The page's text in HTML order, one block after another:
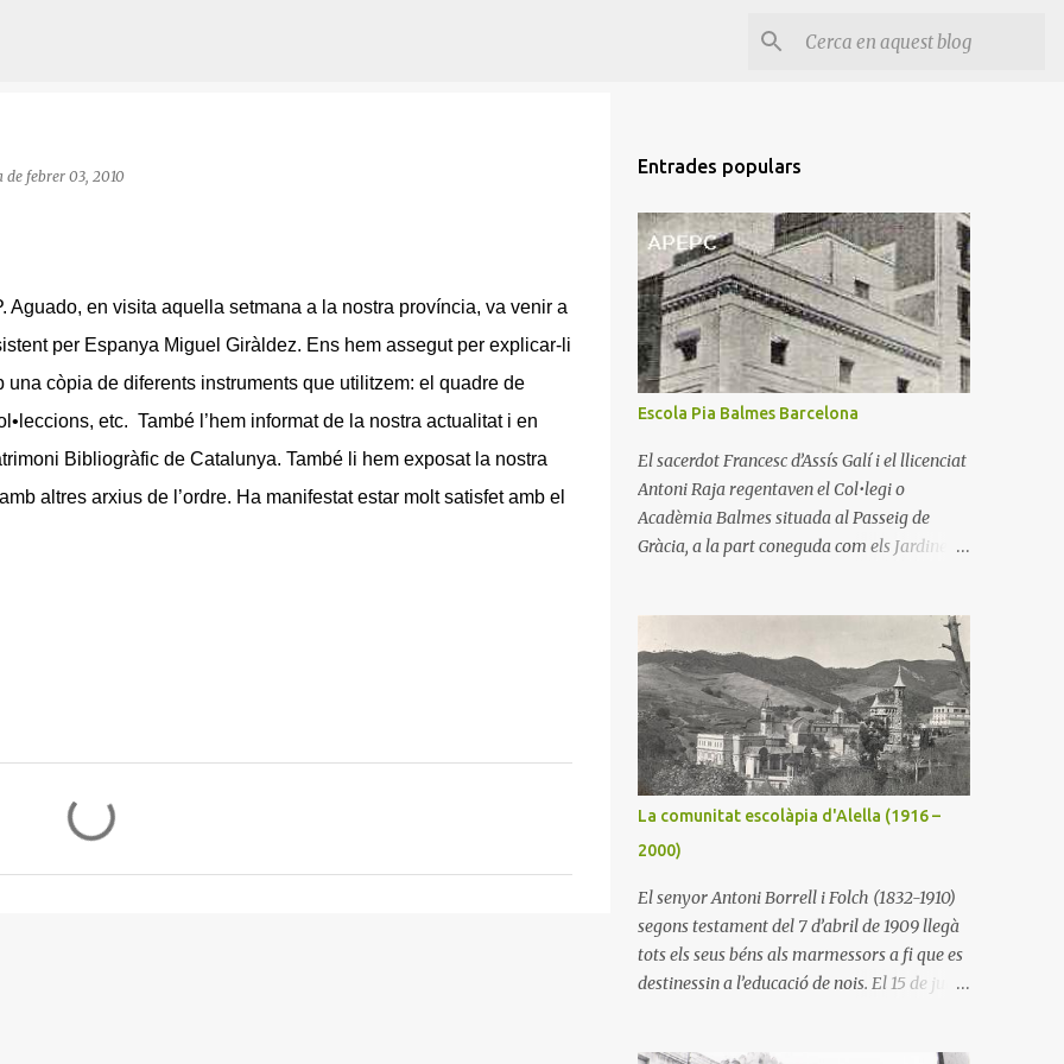
de febrer 03, 2010
Aguado, en visita aquella setmana a la nostra província, va venir a
per Espanya Miguel Giràldez. Ens hem assegut per explicar-li
còpia de diferents instruments que utilitzem: el quadre de
etc. També l’hem informat de la nostra actualitat i en
Bibliogràfic de Catalunya. També li hem exposat la nostra
altres arxius de l’ordre. Ha manifestat estar molt satisfet amb el
Entrades populars
Escola Pia Balmes Barcelona
El sacerdot Francesc d’Assís Galí i el llicenciat
Antoni Raja regentaven el Col•legi o
Acadèmia Balmes situada al Passeig de
Gràcia, a la part coneguda com els Jardinets.
de l’eixampla barceloní. Mossèn Galí envellia
i buscà en el seu amic l’escolapi pare
Salvador Marcó la continuïtat del seu
col•legi. L’Escola Pia l’acceptà i l'assumí el
1899. La torre que ocupava l’escola resultà
insuficient per a alumnes i comunitat
escolàpia. Aquests llogaren una casa més
àmplia que l’anterior al carrer Còrsega
número 325. El pare Jaume Orriols, rector de
1902 a 1912, hi incorporà alumnes de
primària, és a dir des dels sis anys. Això
l’obligà a adquirir la casa veïna. El nombre
d’alumnes augmentà considerablement. El
amb el carrer Balmes i començà les obres
La comunitat escolàpia d'Alella (1916 –
2000)
El senyor Antoni Borrell i Folch (1832-1910)
segons testament del 7 d’abril de 1909 llegà
tots els seus béns als marmessors a fi que es
destinessin a l’educació de nois. El 15 de juliol